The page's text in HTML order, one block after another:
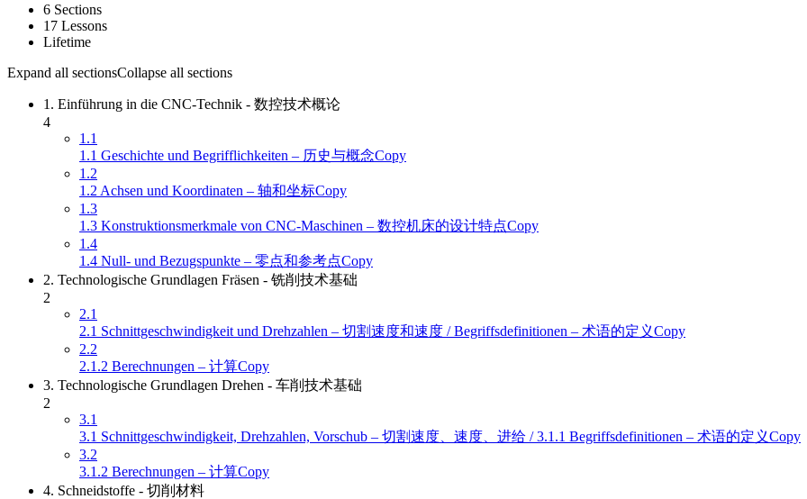
6 Sections
17 Lessons
Lifetime
Expand all sectionsCollapse all sections
1. Einführung in die CNC-Technik - 数控技术概论
4
1.1
1.1 Geschichte und Begrifflichkeiten – 历史与概念Copy
1.2
1.2 Achsen und Koordinaten – 轴和坐标Copy
1.3
1.3 Konstruktionsmerkmale von CNC-Maschinen – 数控机床的设计特点Copy
1.4
1.4 Null- und Bezugspunkte – 零点和参考点Copy
2. Technologische Grundlagen Fräsen - 铣削技术基础
2
2.1
2.1 Schnittgeschwindigkeit und Drehzahlen – 切割速度和速度 / Begriffsdefinitionen – 术语的定义Copy
2.2
2.1.2 Berechnungen – 计算Copy
3. Technologische Grundlagen Drehen - 车削技术基础
2
3.1
3.1 Schnittgeschwindigkeit, Drehzahlen, Vorschub – 切割速度、速度、进给 / 3.1.1 Begriffsdefinitionen – 术语的定义Copy
3.2
3.1.2 Berechnungen – 计算Copy
4. Schneidstoffe - 切削材料